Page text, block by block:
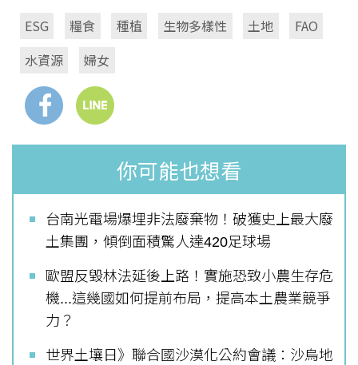
ESG 糧食 種植 生物多樣性 土地
FAO
水資源
婦女
你可能也想看
台南光電場爆埋非法廢棄物！破獲史上最大廢
土集團，傾倒面積驚人達420足球場
歐盟反毀林法延後上路！實施恐致小農生存危
機...這幾國如何提前布局，提高本土農業競爭
力？
世界土壤日》聯合國沙漠化公約會議：沙烏地